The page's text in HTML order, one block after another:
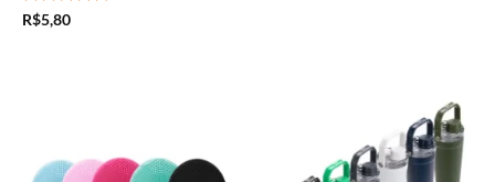
Avaliação
R$5,80